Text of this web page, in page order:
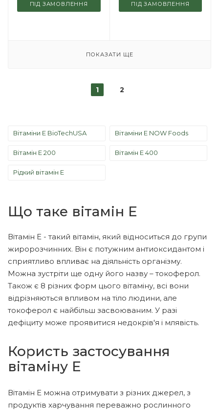
ПІД ЗАМОВЛЕННЯ ПІД ЗАМОВЛЕННЯ
ПОКАЗАТИ ЩЕ
1 2
Вітаміни E BioTechUSA Вітаміни E NOW Foods
Вітамін E 200 Вітамін Е 400
Рідкий вітамін E
Що таке вітамін Е
Вітамін Е - такий вітамін, який відноситься до групи
жиророзчинних. Він є потужним антиоксидантом і
сприятливо впливає на діяльність організму.
Можна зустріти ще одну його назву – токоферол.
Також є 8 різних форм цього вітаміну, всі вони
відрізняються впливом на тіло людини, але
токоферол є найбільш засвоюваним. У разі
дефіциту може проявитися недокрів'я і млявість.
Користь застосування
вітаміну Е
Вітамін Е можна отримувати з різних джерел, з
продуктів харчування переважно рослинного